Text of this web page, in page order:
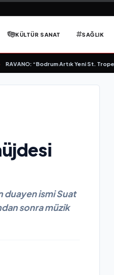
KÜLTÜR SANAT SAĞLIK
“Bodrum Artık Yeni St. Tropez
duayen ismi Suat
sonra müzik